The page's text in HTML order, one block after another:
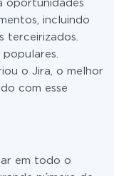
oportunidades
incluindo
terceirizados.
o Jira, o melhor
com esse
em todo o